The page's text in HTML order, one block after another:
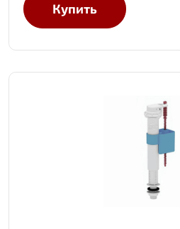
Купить